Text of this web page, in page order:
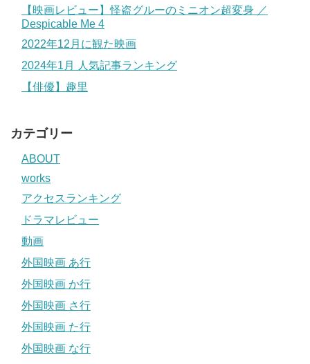
【映画レビュー】怪盗グルーのミニオン超変身 ／
Despicable Me 4
2022年12月に観た映画
2024年1月 人気記事ランキング
【俳優】趣里
カテゴリー
ABOUT
works
アクセスランキング
ドラマレビュー
動画
外国映画 あ行
外国映画 か行
外国映画 さ行
外国映画 た行
外国映画 な行